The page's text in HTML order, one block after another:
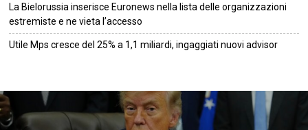
La Bielorussia inserisce Euronews nella lista delle organizzazioni
estremiste e ne vieta l’accesso
Utile Mps cresce del 25% a 1,1 miliardi, ingaggiati nuovi advisor